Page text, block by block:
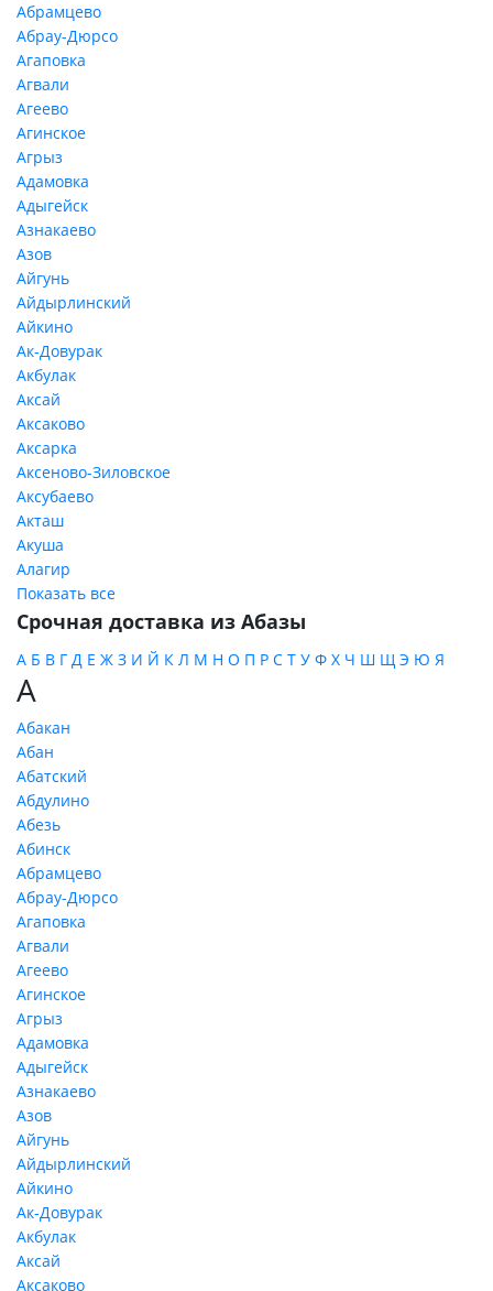
Абрамцево
Абрау-Дюрсо
Агаповка
Агвали
Агеево
Агинское
Агрыз
Адамовка
Адыгейск
Азнакаево
Азов
Айгунь
Айдырлинский
Айкино
Ак-Довурак
Акбулак
Аксай
Аксаково
Аксарка
Аксеново-Зиловское
Аксубаево
Акташ
Акуша
Алагир
Показать все
Срочная доставка из Абазы
А Б В Г Д Е Ж З И Й К Л М Н О П Р С Т У Ф Х Ч Ш Щ Э Ю Я
А
Абакан
Абан
Абатский
Абдулино
Абезь
Абинск
Абрамцево
Абрау-Дюрсо
Агаповка
Агвали
Агеево
Агинское
Агрыз
Адамовка
Адыгейск
Азнакаево
Азов
Айгунь
Айдырлинский
Айкино
Ак-Довурак
Акбулак
Аксай
Аксаково